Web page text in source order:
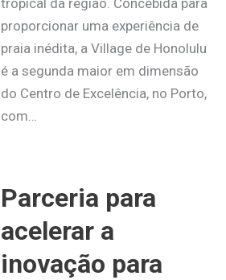
proporcionar uma experiência de
praia inédita, a Village de Honolulu
é a segunda maior em dimensão
do Centro de Excelência, no Porto,
com…
Parceria para
acelerar a
inovação para